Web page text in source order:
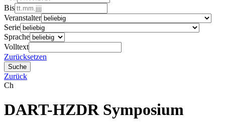
Bis
Veranstalter
Serie
Sprache
Volltext
Zurücksetzen
Zurück
Ch
DART-HZDR Symposium